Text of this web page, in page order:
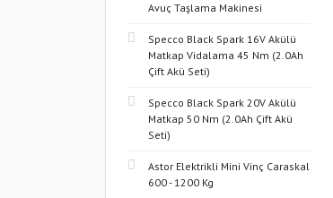
Avuç Taşlama Makinesi
Specco Black Spark 16V Akülü
Matkap Vidalama 45 Nm (2.0Ah
Çift Akü Seti)
Specco Black Spark 20V Akülü
Matkap 50 Nm (2.0Ah Çift Akü
Seti)
Astor Elektrikli Mini Vinç Caraskal
600 - 1200 Kg